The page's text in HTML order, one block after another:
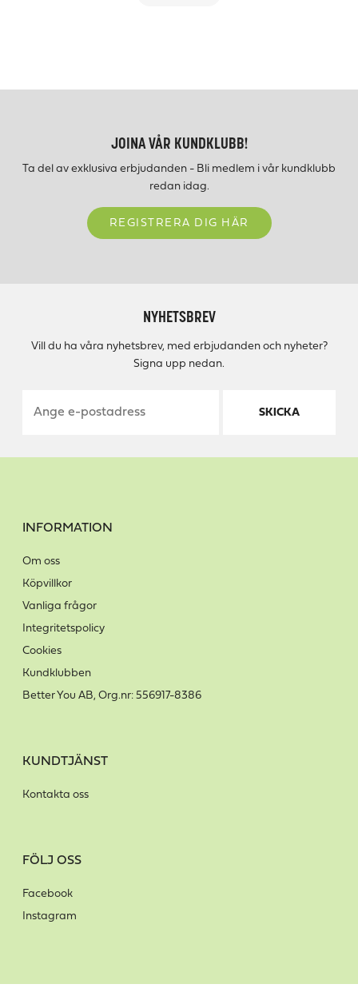
JOINA VÅR KUNDKLUBB!
Ta del av exklusiva erbjudanden - Bli medlem i vår kundklubb
redan idag.
REGISTRERA DIG HÄR
NYHETSBREV
Vill du ha våra nyhetsbrev, med erbjudanden och nyheter?
Signa upp nedan.
SKICKA
INFORMATION
Om oss
Köpvillkor
Vanliga frågor
Integritetspolicy
Cookies
Kundklubben
Better You AB, Org.nr: 556917-8386
KUNDTJÄNST
Kontakta oss
FÖLJ OSS
Facebook
Instagram